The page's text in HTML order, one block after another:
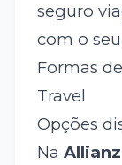
seguro
com o
Formas
Travel
Opções
Na